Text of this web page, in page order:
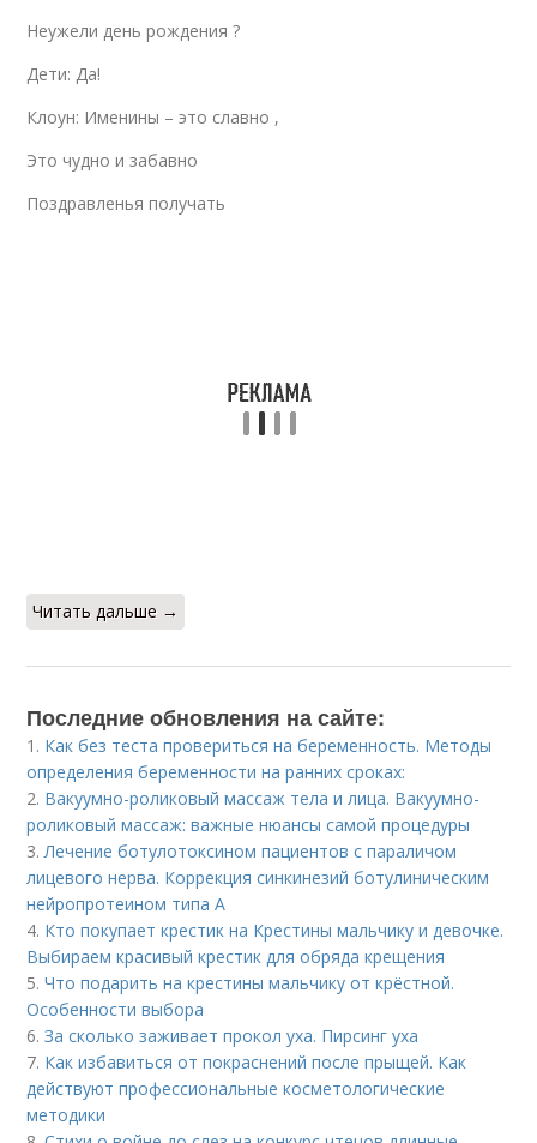
Неужели день рождения ?
Дети: Да!
Клоун: Именины – это славно ,
Это чудно и забавно
Поздравленья получать
Читать дальше →
Последние обновления на сайте:
1. Как без теста провериться на беременность. Методы
определения беременности на ранних сроках:
2. Вакуумно-роликовый массаж тела и лица. Вакуумно-
роликовый массаж: важные нюансы самой процедуры
3. Лечение ботулотоксином пациентов с параличом
лицевого нерва. Коррекция синкинезий ботулиническим
нейропротеином типа А
4. Кто покупает крестик на Крестины мальчику и девочке.
Выбираем красивый крестик для обряда крещения
5.Что подарить на крестины мальчику от крёстной.
Особенности выбора
6.За сколько заживает прокол уха. Пирсинг уха
7. Как избавиться от покраснений после прыщей. Как
действуют профессиональные косметологические
методики